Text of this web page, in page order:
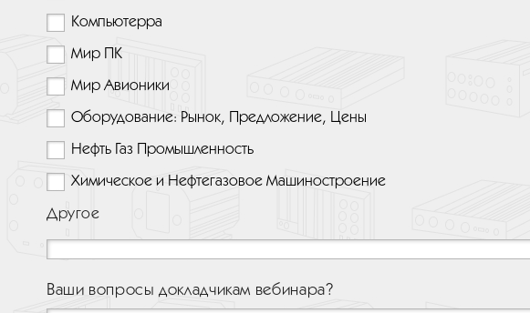
Компьютерра
Мир ПК
Мир Авионики
Оборудование: Рынок, Предложение, Цены
Нефть Газ Промышленность
Химическое и Нефтегазовое Машиностроение
Другое
Ваши вопросы докладчикам вебинара?